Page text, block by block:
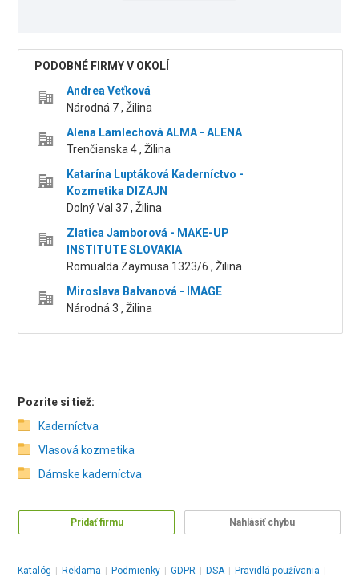
PODOBNÉ FIRMY V OKOLÍ
Andrea Veťková
Národná 7 , Žilina
Alena Lamlechová ALMA - ALENA
Trenčianska 4 , Žilina
Katarína Luptáková Kaderníctvo -
Kozmetika DIZAJN
Dolný Val 37 , Žilina
Zlatica Jamborová - MAKE-UP
INSTITUTE SLOVAKIA
Romualda Zaymusa 1323/6 , Žilina
Miroslava Balvanová - IMAGE
Národná 3 , Žilina
Pozrite si tiež:
Kaderníctva
Vlasová kozmetika
Dámske kaderníctva
Pridať firmu Nahlásiť chybu
Katalóg Reklama Podmienky GDPR DSA Pravidlá používania